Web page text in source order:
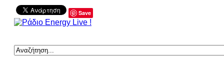
Save